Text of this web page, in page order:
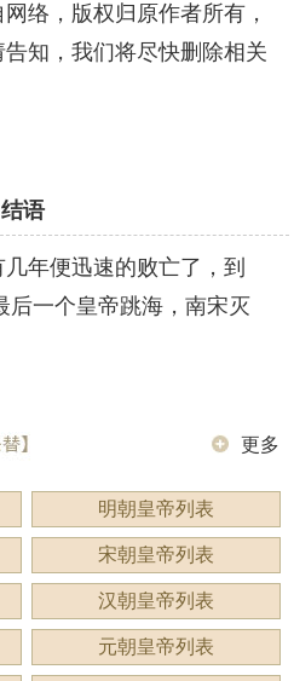
络，版权归原作者所有，
知，我们将尽快删除相关
结语
年便迅速的败亡了，到
后一个皇帝跳海，南宋灭
更多
明朝皇帝列表
宋朝皇帝列表
汉朝皇帝列表
元朝皇帝列表